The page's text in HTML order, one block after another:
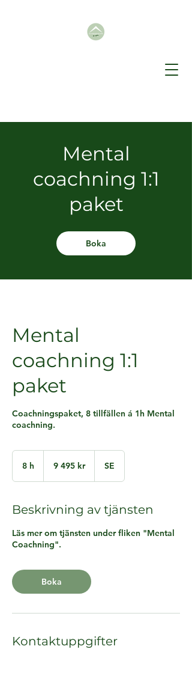
Mental
coachning 1:1
paket
Boka
Mental
coachning 1:1
paket
Coachningspaket, 8 tillfällen á 1h Mental
coachning.
8 h
kronor9 495 kr SE
Beskrivning av tjänsten
Läs mer om tjänsten under fliken "Mental
Coachning".
Boka
Kontaktuppgifter